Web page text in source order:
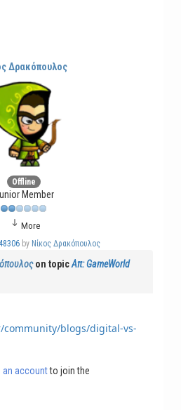
Δρακόπουλος
Offline
Member
More
by Νίκος Δρακόπουλος
on topicΑπ: GameWorld
community/blogs/digital-vs-
an accountto join the